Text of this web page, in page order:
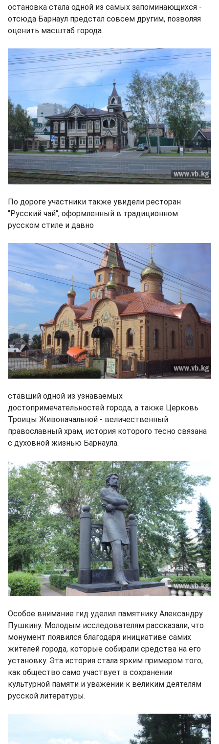
остановка стала одной из самых запоминающихся -
отсюда Барнаул предстал совсем другим, позволяя
оценить масштаб города.
По дороге участники также увидели ресторан
"Русский чай", оформленный в традиционном
русском стиле и давно
ставший одной из узнаваемых
достопримечательностей города, а также Церковь
Троицы Живоначальной - величественный
православный храм, история которого тесно связана
с духовной жизнью Барнаула.
Особое внимание гид уделил памятнику Александру
Пушкину. Молодым исследователям рассказали, что
монумент появился благодаря инициативе самих
жителей города, которые собирали средства на его
установку. Эта история стала ярким примером того,
как общество само участвует в сохранении
культурной памяти и уважении к великим деятелям
русской литературы.